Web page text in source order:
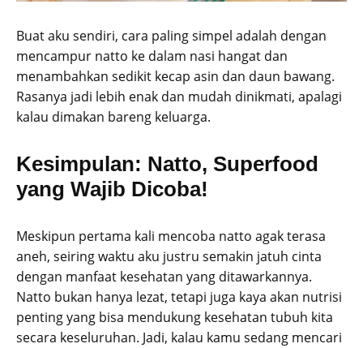
Buat aku sendiri, cara paling simpel adalah dengan
mencampur natto ke dalam nasi hangat dan
menambahkan sedikit kecap asin dan daun bawang.
Rasanya jadi lebih enak dan mudah dinikmati, apalagi
kalau dimakan bareng keluarga.
Kesimpulan: Natto, Superfood
yang Wajib Dicoba!
Meskipun pertama kali mencoba natto agak terasa
aneh, seiring waktu aku justru semakin jatuh cinta
dengan manfaat kesehatan yang ditawarkannya.
Natto bukan hanya lezat, tetapi juga kaya akan nutrisi
penting yang bisa mendukung kesehatan tubuh kita
secara keseluruhan. Jadi, kalau kamu sedang mencari